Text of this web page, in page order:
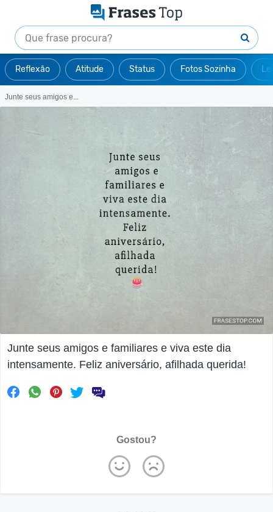
Reflexão Atitude Status Fotos Sozinha
Junte seus amigos e...
Junte seus amigos e familiares e viva este dia
intensamente. Feliz aniversário, afilhada querida!
Gostou?